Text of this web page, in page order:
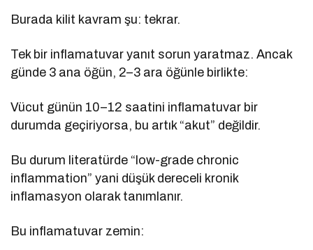
Burada kilit kavram şu: tekrar.
Tek bir inflamatuvar yanıt sorun yaratmaz. Ancak
günde 3 ana öğün, 2–3 ara öğünle birlikte:
Vücut günün 10–12 saatini inflamatuvar bir
durumda geçiriyorsa, bu artık “akut” değildir.
Bu durum literatürde “low-grade chronic
inflammation” yani düşük dereceli kronik
inflamasyon olarak tanımlanır.
Bu inflamatuvar zemin: